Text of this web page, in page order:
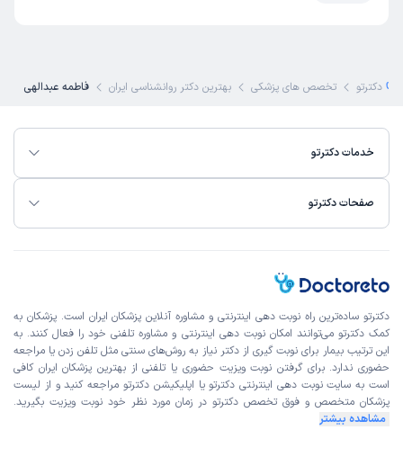
دکترتو تخصص های پزشکی بهترین دکتر روانشناسی ایران فاطمه عبدالهی
خدمات دکترتو
صفحات دکترتو
دکترتو ساده‌ترین راه نوبت‌ دهی اینترنتی و مشاوره آنلاین پزشکان ایران است. پزشکان به
کمک دکترتو می‌توانند امکان نوبت دهی اینترنتی و مشاوره تلفنی خود را فعال کنند. به
این ترتیب بیمار برای نوبت گیری از دکتر نیاز به روش‌های سنتی مثل تلفن زدن یا مراجعه
حضوری ندارد. برای گرفتن نوبت ویزیت حضوری یا تلفنی از بهترین پزشکان ایران کافی
است به سایت نوبت دهی اینترنتی دکترتو یا اپلیکیشن دکترتو مراجعه کنید و از لیست
پزشکان متخصص و فوق تخصص دکترتو در زمان مورد نظر خود نوبت ویزیت بگیرید.
مشاهده بیشتر